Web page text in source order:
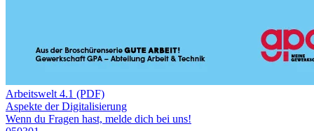
Arbeitswelt 4.1 (PDF)
Aspekte der Digitalisierung
Wenn du Fragen hast, melde dich bei uns!